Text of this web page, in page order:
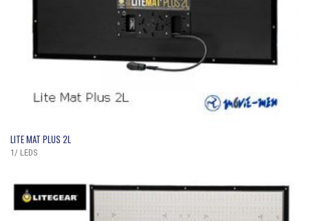
LITE MAT PLUS 2L
1/ LEDS